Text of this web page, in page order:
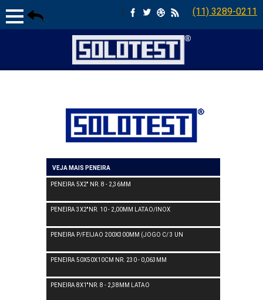
| (11) 3289-0211
VEJA MAIS PENEIRA
PENEIRA 5X2'' NR. 8 - 2,36MM
PENEIRA 3X2''NR. 10 - 2,00MM LATAO/INOX
PENEIRA P/FEIJAO 200X300MM (JOGO C/ 3 UN
PENEIRA 50X50X10CM NR. 230 - 0,063MM
PENEIRA 8X1''NR. 8 - 2,38MM LATAO